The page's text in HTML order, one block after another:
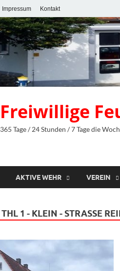
Impressum Kontakt
Freiwillige
365 Tage / 24 Stunden / 7 Tage die
AKTIVE WEHR VEREIN
THL 1 - KLEIN - STRASSE